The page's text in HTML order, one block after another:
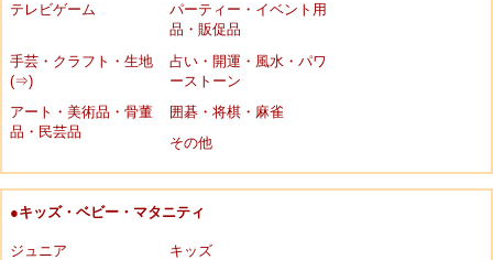
テレビゲーム
パーティー・イベント用
品・販促品
手芸・クラフト・生地
(⇒)
占い・開運・風水・パワ
ーストーン
アート・美術品・骨董
品・民芸品
囲碁・将棋・麻雀
その他
●キッズ・ベビー・マタニティ
ジュニア
キッズ